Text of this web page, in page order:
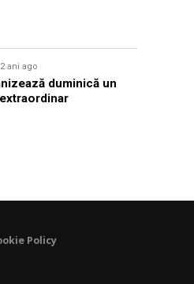
2 ani ago
duminică un
Policy